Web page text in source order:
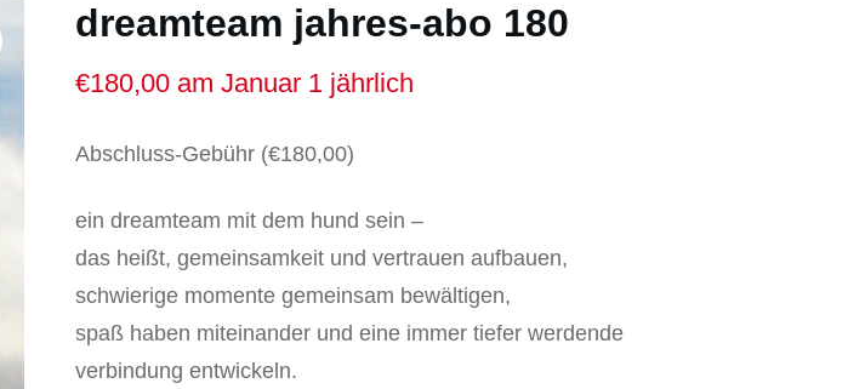
dreamteam jahres-abo 180
€180,00 am Januar 1 jährlich
Abschluss-Gebühr (€180,00)
ein dreamteam mit dem hund sein –
das heißt, gemeinsamkeit und vertrauen aufbauen,
schwierige momente gemeinsam bewältigen,
spaß haben miteinander und eine immer tiefer werdende
verbindung entwickeln.